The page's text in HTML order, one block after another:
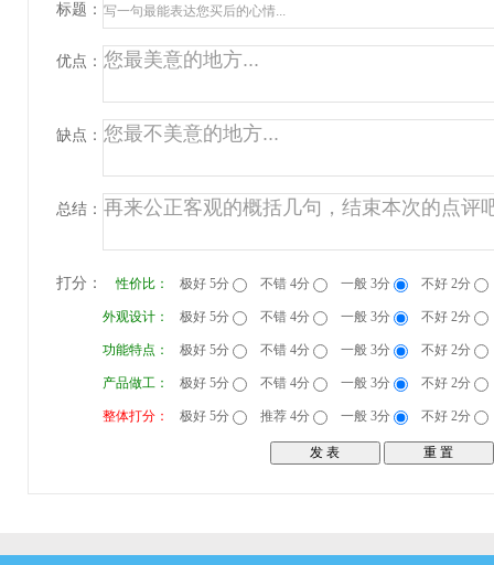
标题：
优点：
缺点：
总结：
打分： 性价比： 极好 5分 不错 4分 一般 3分 不好 2分
外观设计： 极好 5分 不错 4分 一般 3分 不好 2分
功能特点： 极好 5分 不错 4分 一般 3分 不好 2分
产品做工： 极好 5分 不错 4分 一般 3分 不好 2分
整体打分： 极好 5分 推荐 4分 一般 3分 不好 2分